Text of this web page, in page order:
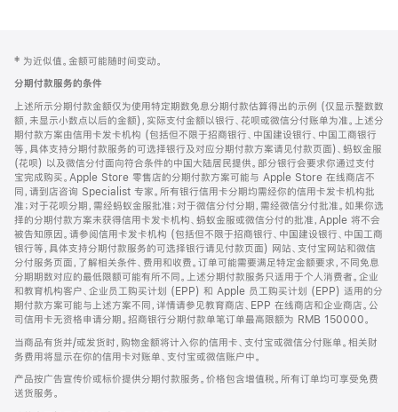
页
页
脚
注
‡ 为近似值。金额可能随时间变动。
分期付款服务的条件
上述所示分期付款金额仅为使用特定期数免息分期付款估算得出的示例 (仅显示整数数
额，未显示小数点以后的金额)，实际支付金额以银行、花呗或微信分付账单为准。上述分
期付款方案由信用卡发卡机构 (包括但不限于招商银行、中国建设银行、中国工商银行
等，具体支持分期付款服务的可选择银行及对应分期付款方案请见付款页面)、蚂蚁金服
(花呗) 以及微信分付面向符合条件的中国大陆居民提供。部分银行会要求你通过支付
宝完成购买。Apple Store 零售店的分期付款方案可能与 Apple Store 在线商店不
同，请到店咨询 Specialist 专家。所有银行信用卡分期均需经你的信用卡发卡机构批
准；对于花呗分期，需经蚂蚁金服批准；对于微信分付分期，需经微信分付批准。如果你选
择的分期付款方案未获得信用卡发卡机构、蚂蚁金服或微信分付的批准，Apple 将不会
被告知原因。请参阅信用卡发卡机构 (包括但不限于招商银行、中国建设银行、中国工商
银行等，具体支持分期付款服务的可选择银行请见付款页面) 网站、支付宝网站和微信
分付服务页面，了解相关条件、费用和收费。订单可能需要满足特定金额要求，不同免息
分期期数对应的最低限额可能有所不同。上述分期付款服务只适用于个人消费者。企业
和教育机构客户、企业员工购买计划 (EPP) 和 Apple 员工购买计划 (EPP) 适用的分
期付款方案可能与上述方案不同，详情请参见教育商店、EPP 在线商店和企业商店。公
司信用卡无资格申请分期。招商银行分期付款单笔订单最高限额为 RMB 150000。
当商品有货并/或发货时，购物金额将计入你的信用卡、支付宝或微信分付账单。相关财
务费用将显示在你的信用卡对账单、支付宝或微信账户中。
产品按广告宣传价或标价提供分期付款服务。价格包含增值税。所有订单均可享受免费
送货服务。